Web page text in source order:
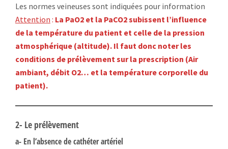
Les normes veineuses sont indiquées pour information
Attention : La PaO2 et la PaCO2 subissent l’influence
de la température du patient et celle de la pression
atmosphérique (altitude). Il faut donc noter les
conditions de prélèvement sur la prescription (Air
ambiant, débit O2… et la température corporelle du
patient).
2- Le prélèvement
a- En l’absence de cathéter artériel